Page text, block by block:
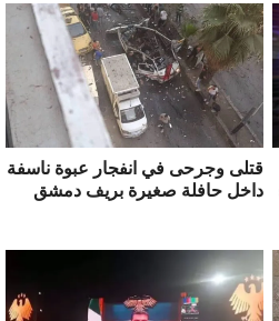
قتلى وجرحى في انفجار عبوة ناسفة
داخل حافلة صغيرة بريف دمشق